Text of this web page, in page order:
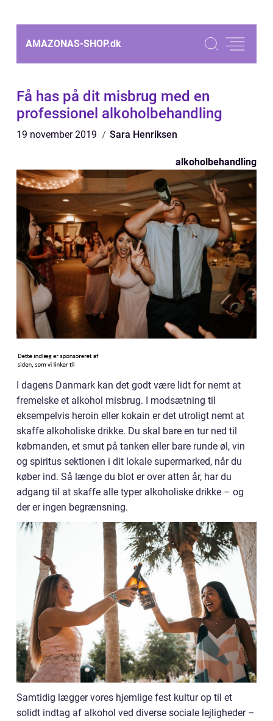
AMAZONAS-SHOP.dk
Få has på dit misbrug med en
professionel alkoholbehandling
19 november 2019 Sara Henriksen
alkoholbehandling
I dagens Danmark kan det godt være lidt for nemt at
fremelske et alkohol misbrug. I modsætning til
eksempelvis heroin eller kokain er det utroligt nemt at
skaffe alkoholiske drikke. Du skal bare en tur ned til
købmanden, et smut på tanken eller bare runde øl, vin
og spiritus sektionen i dit lokale supermarked, når du
køber ind. Så længe du blot er over atten år, har du
adgang til at skaffe alle typer alkoholiske drikke – og
der er ingen begrænsning.
Samtidig lægger vores hjemlige fest kultur op til et
solidt indtag af alkohol ved diverse sociale lejligheder –